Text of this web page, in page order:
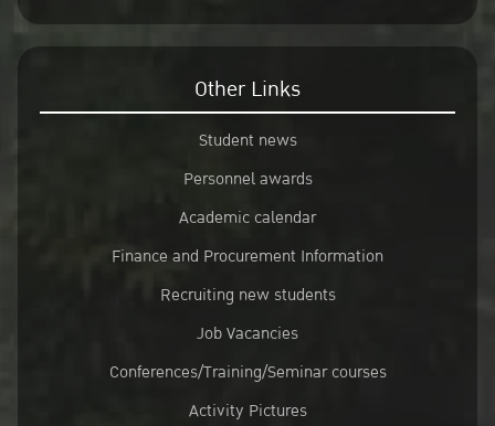
Other Links
Student news
Personnel awards
Academic calendar
Finance and Procurement Information
Recruiting new students
Job Vacancies
Conferences/Training/Seminar courses
Activity Pictures